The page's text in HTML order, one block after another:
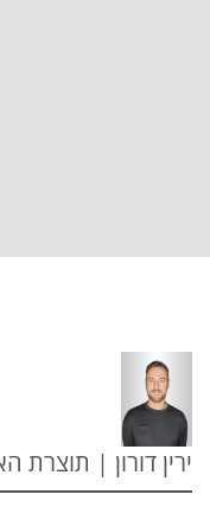
ירין דורון | תוצרת